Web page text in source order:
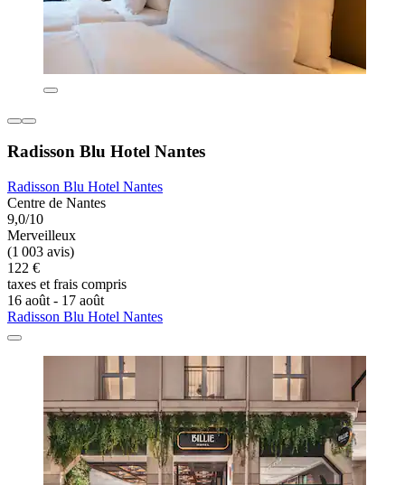
Radisson Blu Hotel Nantes
Radisson Blu Hotel Nantes
Centre de Nantes
9,0/10
Merveilleux
(1 003 avis)
122 €
taxes et frais compris
16 août - 17 août
Radisson Blu Hotel Nantes